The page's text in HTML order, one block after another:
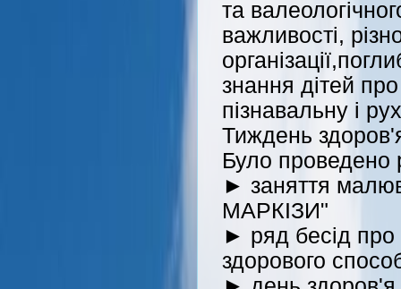
та
важливості,
знання дітей
пізнавальну і
Тиждень
Було проведено
► заняття
МАРКІЗИ"
► ряд бесід
здорового